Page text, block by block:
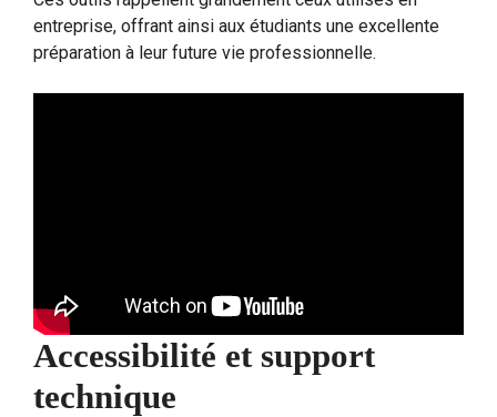
entreprise, offrant ainsi aux étudiants une excellente
préparation à leur future vie professionnelle.
Accessibilité et support
technique